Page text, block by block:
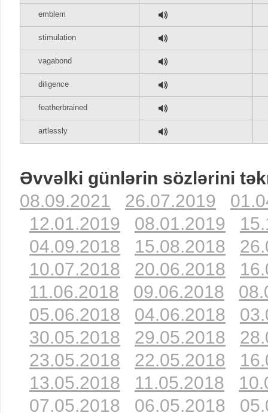
emblem
stimulation
vagabond
diligence
featherbrained
artlessly
Əvvəlki günlərin sözlərini
08.09.2021
26.07.2019
12.01.2019
08.01.2019
04.09.2018
15.08.2018
10.07.2018
20.06.2018
11.06.2018
09.06.2018
05.06.2018
04.06.2018
30.05.2018
29.05.2018
23.05.2018
22.05.2018
13.05.2018
11.05.2018
07.05.2018
06.05.2018